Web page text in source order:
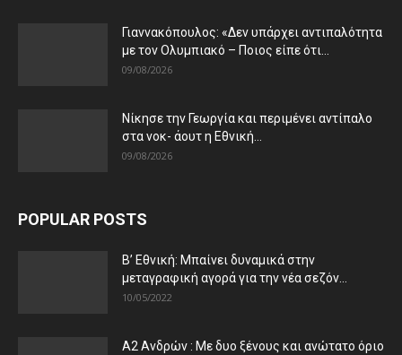
Γιαννακόπουλος: «Δεν υπάρχει αντιπαλότητα
με τον Ολυμπιακό – Ποιος είπε ότι...
09/08/2026
Νίκησε την Γεωργία και περιμένει αντίπαλο
στα νοκ- άουτ η Εθνική...
09/08/2026
POPULAR POSTS
Β’ Εθνική: Μπαίνει δυναμικά στην
μεταγραφική αγορά για την νέα σεζόν...
10/05/2022
Α2 Ανδρών : Με δυο ξένους και ανώτατο όριο